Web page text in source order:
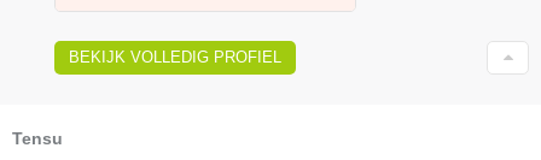
BEKIJK VOLLEDIG PROFIEL
Tensu